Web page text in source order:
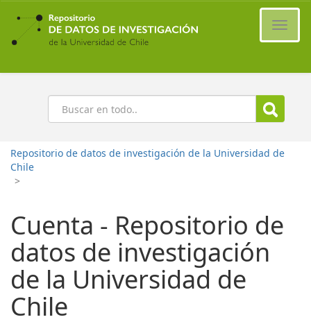
Ir
contenido
principal
Buscar
Repositorio de datos de investigación de la Universidad de
Chile
>
Cuenta - Repositorio de
datos de investigación
de la Universidad de
Chile